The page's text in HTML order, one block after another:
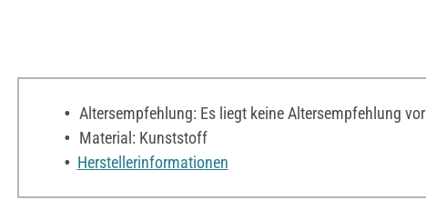
Altersempfehlung: Es liegt keine Altersempfehlung vor
Material: Kunststoff
Herstellerinformationen